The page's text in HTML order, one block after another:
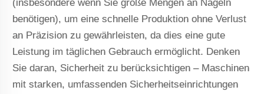
(insbesondere wenn Sie große Mengen an Nägeln
benötigen), um eine schnelle Produktion ohne Verlust
an Präzision zu gewährleisten, da dies eine gute
Leistung im täglichen Gebrauch ermöglicht. Denken
Sie daran, Sicherheit zu berücksichtigen – Maschinen
mit starken, umfassenden Sicherheitseinrichtungen